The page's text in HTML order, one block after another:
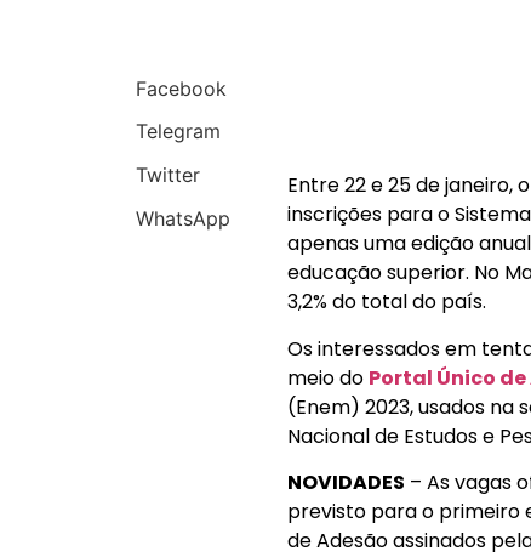
Facebook
Telegram
Twitter
WhatsApp
Entre 22 e 25 de janeiro,
inscrições para o
apenas uma edição
educação superior. No
3,2% do total do país.
Os interessados em
meio do Portal Único de
(Enem) 2023, usados na
Nacional de Estudos e
NOVIDADES – As vagas
previsto para o primeiro
de Adesão assinados